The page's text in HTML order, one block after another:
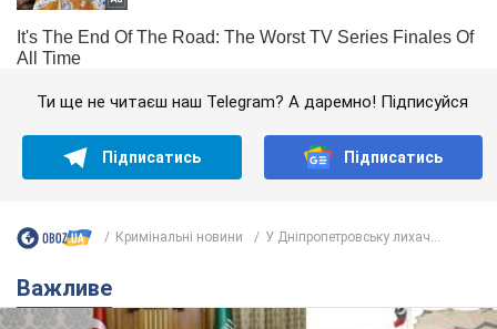
Ти ще не читаєш наш Telegram? А даремно! Підписуйся
Підписатись Підписатись
Кримінальні новини У Дніпропетровську лихач...
Важливе